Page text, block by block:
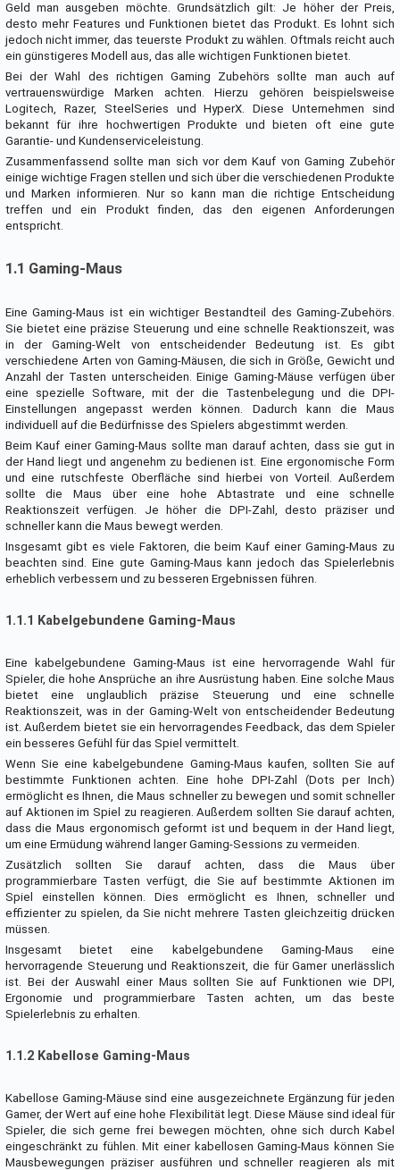
Geld man ausgeben möchte. Grundsätzlich gilt: Je höher der Preis,
desto mehr Features und Funktionen bietet das Produkt. Es lohnt sich
jedoch nicht immer, das teuerste Produkt zu wählen. Oftmals reicht auch
ein günstigeres Modell aus, das alle wichtigen Funktionen bietet.
Bei der Wahl des richtigen Gaming Zubehörs sollte man auch auf
vertrauenswürdige Marken achten. Hierzu gehören beispielsweise
Logitech, Razer, SteelSeries und HyperX. Diese Unternehmen sind
bekannt für ihre hochwertigen Produkte und bieten oft eine gute
Garantie- und Kundenserviceleistung.
Zusammenfassend sollte man sich vor dem Kauf von Gaming Zubehör
einige wichtige Fragen stellen und sich über die verschiedenen Produkte
und Marken informieren. Nur so kann man die richtige Entscheidung
treffen und ein Produkt finden, das den eigenen Anforderungen
entspricht.
1.1 Gaming-Maus
Eine Gaming-Maus ist ein wichtiger Bestandteil des Gaming-Zubehörs.
Sie bietet eine präzise Steuerung und eine schnelle Reaktionszeit, was
in der Gaming-Welt von entscheidender Bedeutung ist. Es gibt
verschiedene Arten von Gaming-Mäusen, die sich in Größe, Gewicht und
Anzahl der Tasten unterscheiden. Einige Gaming-Mäuse verfügen über
eine spezielle Software, mit der die Tastenbelegung und die DPI-
Einstellungen angepasst werden können. Dadurch kann die Maus
individuell auf die Bedürfnisse des Spielers abgestimmt werden.
Beim Kauf einer Gaming-Maus sollte man darauf achten, dass sie gut in
der Hand liegt und angenehm zu bedienen ist. Eine ergonomische Form
und eine rutschfeste Oberfläche sind hierbei von Vorteil. Außerdem
sollte die Maus über eine hohe Abtastrate und eine schnelle
Reaktionszeit verfügen. Je höher die DPI-Zahl, desto präziser und
schneller kann die Maus bewegt werden.
Insgesamt gibt es viele Faktoren, die beim Kauf einer Gaming-Maus zu
beachten sind. Eine gute Gaming-Maus kann jedoch das Spielerlebnis
erheblich verbessern und zu besseren Ergebnissen führen.
1.1.1 Kabelgebundene Gaming-Maus
Eine kabelgebundene Gaming-Maus ist eine hervorragende Wahl für
Spieler, die hohe Ansprüche an ihre Ausrüstung haben. Eine solche Maus
bietet eine unglaublich präzise Steuerung und eine schnelle
Reaktionszeit, was in der Gaming-Welt von entscheidender Bedeutung
ist. Außerdem bietet sie ein hervorragendes Feedback, das dem Spieler
ein besseres Gefühl für das Spiel vermittelt.
Wenn Sie eine kabelgebundene Gaming-Maus kaufen, sollten Sie auf
bestimmte Funktionen achten. Eine hohe DPI-Zahl (Dots per Inch)
ermöglicht es Ihnen, die Maus schneller zu bewegen und somit schneller
auf Aktionen im Spiel zu reagieren. Außerdem sollten Sie darauf achten,
dass die Maus ergonomisch geformt ist und bequem in der Hand liegt,
um eine Ermüdung während langer Gaming-Sessions zu vermeiden.
Zusätzlich sollten Sie darauf achten, dass die Maus über
programmierbare Tasten verfügt, die Sie auf bestimmte Aktionen im
Spiel einstellen können. Dies ermöglicht es Ihnen, schneller und
effizienter zu spielen, da Sie nicht mehrere Tasten gleichzeitig drücken
müssen.
Insgesamt bietet eine kabelgebundene Gaming-Maus eine
hervorragende Steuerung und Reaktionszeit, die für Gamer unerlässlich
ist. Bei der Auswahl einer Maus sollten Sie auf Funktionen wie DPI,
Ergonomie und programmierbare Tasten achten, um das beste
Spielerlebnis zu erhalten.
1.1.2 Kabellose Gaming-Maus
Kabellose Gaming-Mäuse sind eine ausgezeichnete Ergänzung für jeden
Gamer, der Wert auf eine hohe Flexibilität legt. Diese Mäuse sind ideal für
Spieler, die sich gerne frei bewegen möchten, ohne sich durch Kabel
eingeschränkt zu fühlen. Mit einer kabellosen Gaming-Maus können Sie
Mausbewegungen präziser ausführen und schneller reagieren als mit